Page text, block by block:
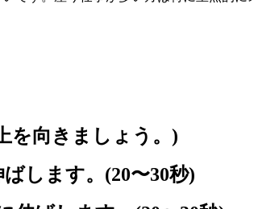
を向きましょう。)
します。(20〜30秒)